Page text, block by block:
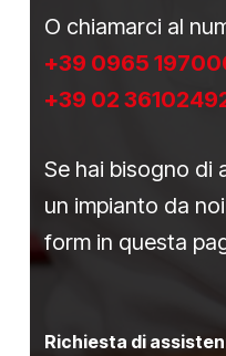
O chiamarci al
+39 0965
+39 02
Se hai bisogno di
un impianto da
form in questa
Richiesta di